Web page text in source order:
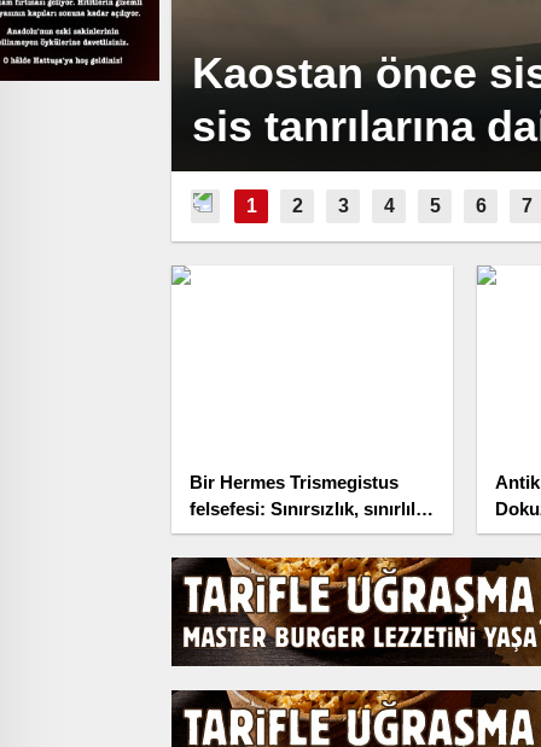
Kaostan önce
sis tanrılarına
Bir Hermes Trismegistus
felsefesi: Sınırsızlık, sınırlılık
içinde kavranamaz!
Antik